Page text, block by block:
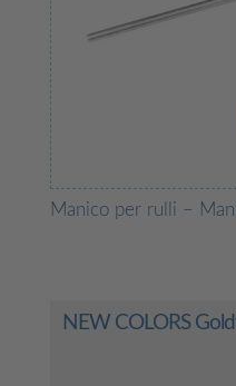
Manico per rulli –
NEW COLORS